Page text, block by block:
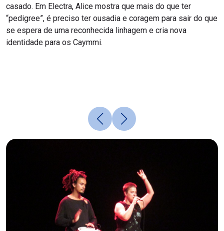
casado. Em Electra, Alice mostra que mais do que ter
“pedigree”, é preciso ter ousadia e coragem para sair do que
se espera de uma reconhecida linhagem e cria nova
identidade para os Caymmi.